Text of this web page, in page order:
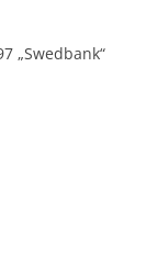
„Swedbank“